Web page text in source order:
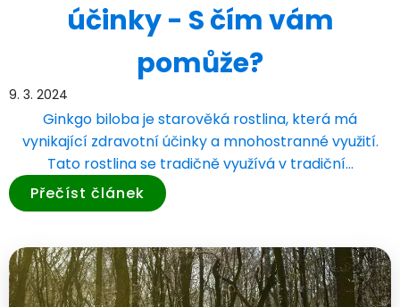
účinky - S čím vám
pomůže?
9. 3. 2024
Ginkgo biloba je starověká rostlina, která má
vynikající zdravotní účinky a mnohostranné využití.
Tato rostlina se tradičně využívá v tradiční…
Přečíst článek